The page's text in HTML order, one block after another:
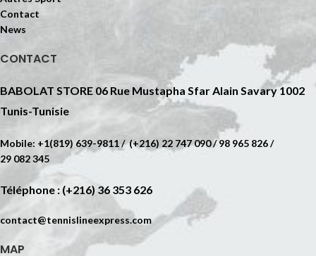
Contact
News
CONTACT
BABOLAT STORE 06 Rue Mustapha Sfar Alain Savary 1002
Tunis-Tunisie
Mobile: +1(819) 639-9811 / (+216) 22 747 090 / 98 965 826 /
29 082 345
Téléphone : (+216) 36 353 626
contact@tennislineexpress.com
MAP